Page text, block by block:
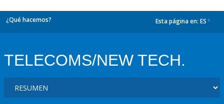
¿Qué hacemos? Esta página en: ES
TELECOMS/NEW TECH.